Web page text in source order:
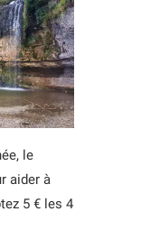
le
aider à
5 € les 4